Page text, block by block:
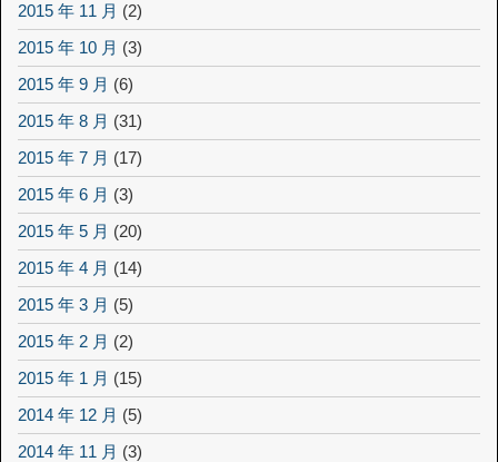
2015 年 11 月 (2)
2015 年 10 月 (3)
2015 年 9 月 (6)
2015 年 8 月 (31)
2015 年 7 月 (17)
2015 年 6 月 (3)
2015 年 5 月 (20)
2015 年 4 月 (14)
2015 年 3 月 (5)
2015 年 2 月 (2)
2015 年 1 月 (15)
2014 年 12 月 (5)
2014 年 11 月 (3)